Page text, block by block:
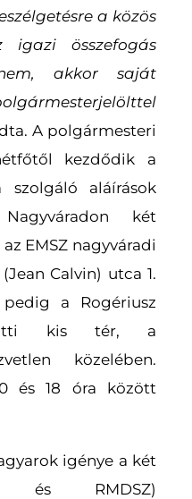
a közös
igazi összefogás
akkor saját
A polgármesteri
kezdődik a
szolgáló aláírások
két
EMSZ nagyváradi
Calvin) utca 1.
a Rogériusz
kis tér, a
közelében.
és 18 óra között
igénye a két
és RMDSZ)